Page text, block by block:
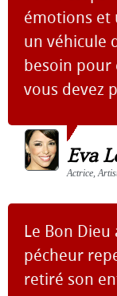
émotions et
un véhicule
besoin pour
vous devez
Eva
Actrice,
Le Bon
pécheur
retiré son